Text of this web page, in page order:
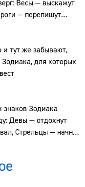
Весы — выскажут
— перепишут
тревогу водой
тут же забывают,
для которых
знаков Зодиака
Девы — отдохнут
Стрельцы — начнут
— выскажут негатив